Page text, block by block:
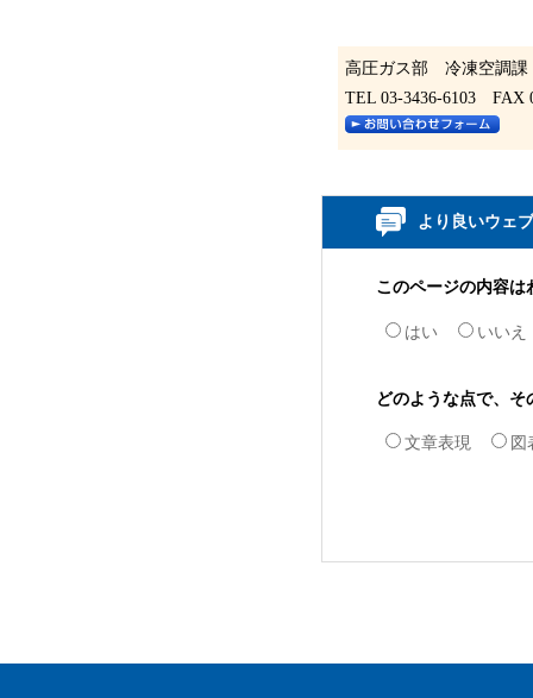
高圧ガス部 冷凍空調課
TEL 03-3436-6103 FAX
より良いウェ
このページの内容は
はい いいえ
どのような点で、
文章表現 図